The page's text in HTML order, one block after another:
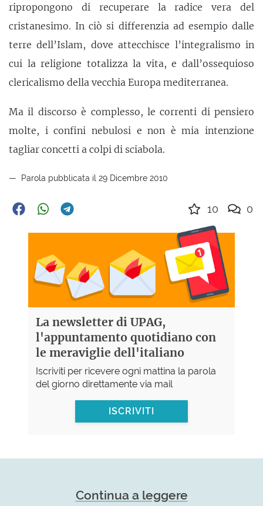
ripropongono di recuperare la radice vera del
cristanesimo. In ciò si differenzia ad esempio dalle
terre dell’Islam, dove attecchisce l’integralismo in
cui la religione totalizza la vita, e dall’ossequioso
clericalismo della vecchia Europa mediterranea.
Ma il discorso è complesso, le correnti di pensiero
molte, i confini nebulosi e non è mia intenzione
tagliar concetti a colpi di sciabola.
Parola pubblicata il 29 Dicembre 2010
10 0
La newsletter di UPAG,
l'appuntamento quotidiano con
le meraviglie dell'italiano
Iscriviti per ricevere ogni mattina la parola
del giorno direttamente via mail
ISCRIVITI
Continua a leggere